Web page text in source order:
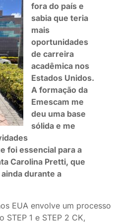
fora do país e
sabia que teria
mais
oportunidades
de carreira
acadêmica nos
Estados Unidos.
A formação da
Emescam me
deu uma base
sólida e me
foi essencial para a
Carolina Pretti, que
durante a
EUA envolve um processo
1 e STEP 2 CK,